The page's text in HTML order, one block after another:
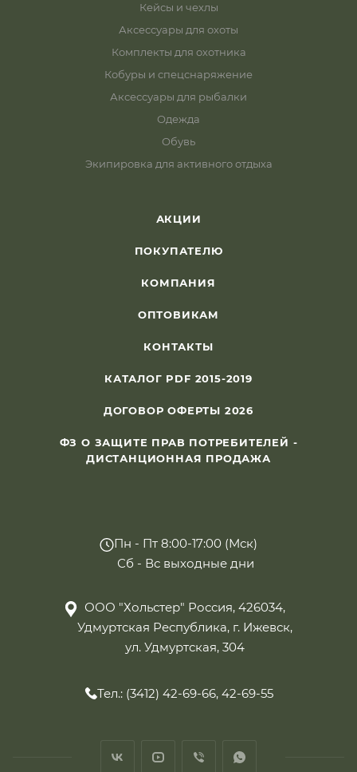
Кейсы и чехлы
Аксессуары для охоты
Комплекты для охотника
Кобуры и спецснаряжение
Аксессуары для рыбалки
Одежда
Обувь
Экипировка для активного отдыха
АКЦИИ
ПОКУПАТЕЛЮ
КОМПАНИЯ
ОПТОВИКАМ
КОНТАКТЫ
КАТАЛОГ PDF 2015-2019
ДОГОВОР ОФЕРТЫ 2026
ФЗ О ЗАЩИТЕ ПРАВ ПОТРЕБИТЕЛЕЙ -
ДИСТАНЦИОННАЯ ПРОДАЖА
Пн - Пт 8:00-17:00 (Мск)
Сб - Вс выходные дни
ООО "Хольстер" Россия, 426034,
Удмуртская Республика, г. Ижевск,
ул. Удмуртская, 304
Тел.: (3412) 42-69-66, 42-69-55